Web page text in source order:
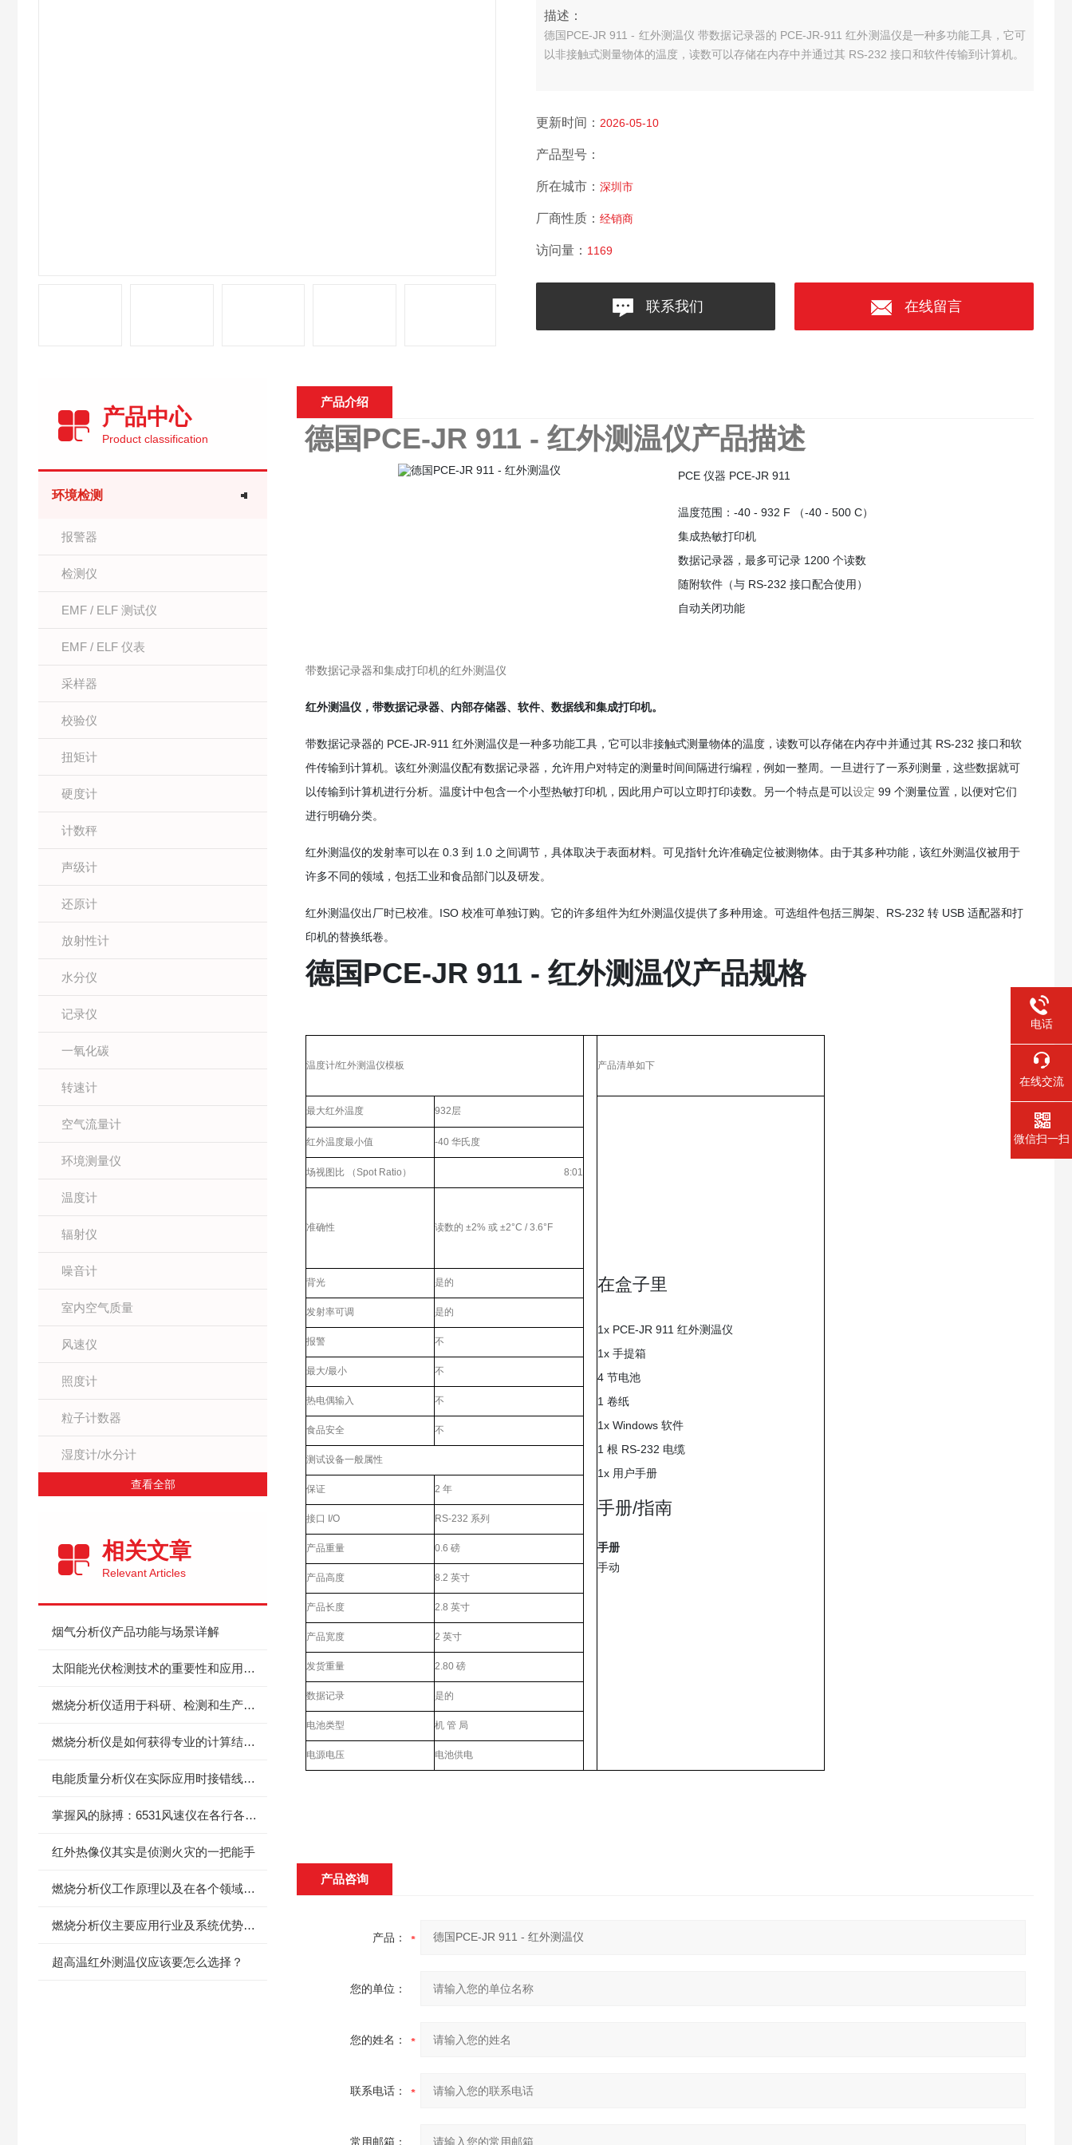
描述：
德国PCE-JR 911 - 红外测温仪 带数据记录器的 PCE-JR-911 红外测温仪是一种多功能工具，它可
以非接触式测量物体的温度，读数可以存储在内存中并通过其 RS-232 接口和软件传输到计算机。
更新时间： 2026-05-10
产品型号：
所在城市： 深圳市
厂商性质： 经销商
访问量： 1169
联系我们 在线留言
产品中心
Product classification
环境检测
报警器
检测仪
EMF / ELF 测试仪
EMF / ELF 仪表
采样器
校验仪
扭矩计
硬度计
计数秤
声级计
还原计
放射性计
水分仪
记录仪
一氧化碳
转速计
空气流量计
环境测量仪
温度计
辐射仪
噪音计
室内空气质量
风速仪
照度计
粒子计数器
湿度计/水分计
查看全部
相关文章
Relevant Articles
烟气分析仪产品功能与场景详解
太阳能光伏检测技术的重要性和应用前景
燃烧分析仪适用于科研、检测和生产控制
燃烧分析仪是如何获得专业的计算结果的？
电能质量分析仪在实际应用时接错线怎么办？
掌握风的脉搏：6531风速仪在各行各业的应用解析
红外热像仪其实是侦测火灾的一把能手
燃烧分析仪工作原理以及在各个领域中的应用
燃烧分析仪主要应用行业及系统优势，都在这了
超高温红外测温仪应该要怎么选择？
产品介绍
德国PCE-JR 911 - 红外测温仪产品描述
PCE 仪器 PCE-JR 911
温度范围：-40 - 932 F （-40 - 500 C）
集成热敏打印机
数据记录器，最多可记录 1200 个读数
随附软件（与 RS-232 接口配合使用）
自动关闭功能
带数据记录器和集成打印机的红外测温仪
红外测温仪，带数据记录器、内部存储器、软件、数据线和集成打印机。
带数据记录器的 PCE-JR-911 红外测温仪是一种多功能工具，它可以非接触式测量物体的温度，读数可以存储在内存中并通过其 RS-232 接口和软
件传输到计算机。该红外测温仪配有数据记录器，允许用户对特定的测量时间间隔进行编程，例如一整周。一旦进行了一系列测量，这些数据就可
以传输到计算机进行分析。温度计中包含一个小型热敏打印机，因此用户可以立即打印读数。另一个特点是可以设定 99 个测量位置，以便对它们
进行明确分类。
红外测温仪的发射率可以在 0.3 到 1.0 之间调节，具体取决于表面材料。可见指针允许准确定位被测物体。由于其多种功能，该红外测温仪被用于
许多不同的领域，包括工业和食品部门以及研发。
红外测温仪出厂时已校准。ISO 校准可单独订购。它的许多组件为红外测温仪提供了多种用途。可选组件包括三脚架、RS-232 转 USB 适配器和打
印机的替换纸卷。
德国PCE-JR 911 - 红外测温仪产品规格
温度计/红外测温仪模板 产品清单如下
最大红外温度 932层
在盒子里
1x PCE-JR 911 红外测温仪
1x 手提箱
4 节电池
1 卷纸
1x Windows 软件
1 根 RS-232 电缆
1x 用户手册
手册/指南
手册
手动
红外温度最小值 -40 华氏度
场视图比 （Spot Ratio） 8:01
准确性 读数的 ±2% 或 ±2°C / 3.6°F
背光 是的
发射率可调 是的
报警 不
最大/最小 不
热电偶输入 不
食品安全 不
测试设备一般属性
保证 2 年
接口 I/O RS-232 系列
产品重量 0.6 磅
产品高度 8.2 英寸
产品长度 2.8 英寸
产品宽度 2 英寸
发货重量 2.80 磅
数据记录 是的
电池类型 机 管 局
电源电压 电池供电
产品咨询
产品：
您的单位：
您的姓名：
联系电话：
常用邮箱：
电话
在线交流
微信扫一扫